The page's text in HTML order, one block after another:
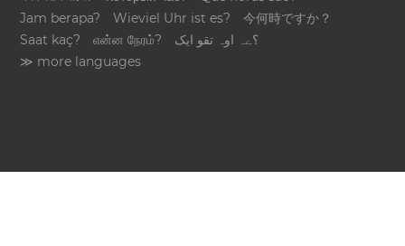
Jam berapa?
Wieviel Uhr ist es?
今何時ですか？
Saat kaç?
என்ன நேரம்?
؟ےہ اوہ تقو ایک
≫ more languages